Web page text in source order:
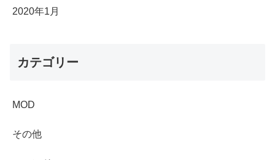
2020年1月
カテゴリー
MOD
その他